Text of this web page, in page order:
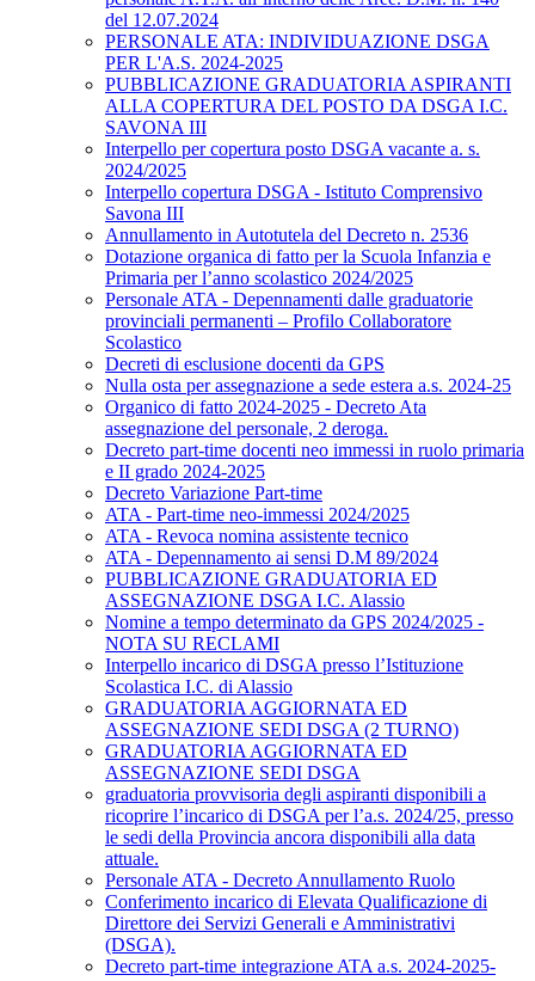
del 12.07.2024
PERSONALE ATA: INDIVIDUAZIONE DSGA
PER L'A.S. 2024-2025
PUBBLICAZIONE GRADUATORIA ASPIRANTI
ALLA COPERTURA DEL POSTO DA DSGA I.C.
SAVONA III
Interpello per copertura posto DSGA vacante a. s.
2024/2025
Interpello copertura DSGA - Istituto Comprensivo
Savona III
Annullamento in Autotutela del Decreto n. 2536
Dotazione organica di fatto per la Scuola Infanzia e
Primaria per l’anno scolastico 2024/2025
Personale ATA - Depennamenti dalle graduatorie
provinciali permanenti – Profilo Collaboratore
Scolastico
Decreti di esclusione docenti da GPS
Nulla osta per assegnazione a sede estera a.s. 2024-25
Organico di fatto 2024-2025 - Decreto Ata
assegnazione del personale, 2 deroga.
Decreto part-time docenti neo immessi in ruolo primaria
e II grado 2024-2025
Decreto Variazione Part-time
ATA - Part-time neo-immessi 2024/2025
ATA - Revoca nomina assistente tecnico
ATA - Depennamento ai sensi D.M 89/2024
PUBBLICAZIONE GRADUATORIA ED
ASSEGNAZIONE DSGA I.C. Alassio
Nomine a tempo determinato da GPS 2024/2025 -
NOTA SU RECLAMI
Interpello incarico di DSGA presso l’Istituzione
Scolastica I.C. di Alassio
GRADUATORIA AGGIORNATA ED
ASSEGNAZIONE SEDI DSGA (2 TURNO)
GRADUATORIA AGGIORNATA ED
ASSEGNAZIONE SEDI DSGA
graduatoria provvisoria degli aspiranti disponibili a
ricoprire l’incarico di DSGA per l’a.s. 2024/25, presso
le sedi della Provincia ancora disponibili alla data
attuale.
Personale ATA - Decreto Annullamento Ruolo
Conferimento incarico di Elevata Qualificazione di
Direttore dei Servizi Generali e Amministrativi
(DSGA).
Decreto part-time integrazione ATA a.s. 2024-2025-